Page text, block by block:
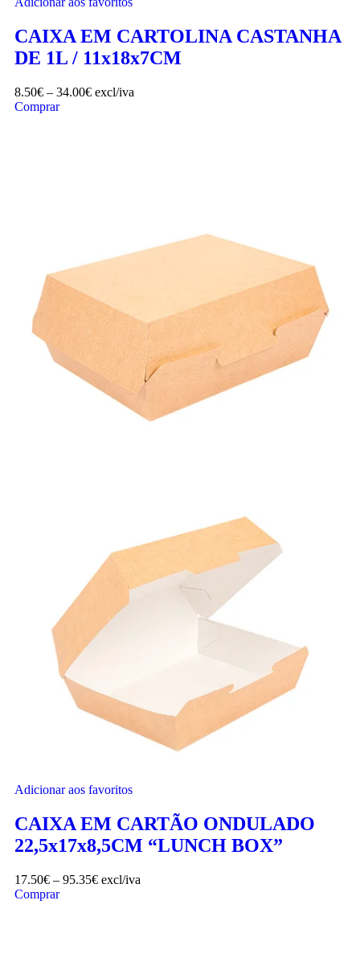
CAIXA EM CARTOLINA CASTANHA
DE 1L / 11x18x7CM
8.50€ – 34.00€ excl/iva
Comprar
Adicionar aos favoritos
CAIXA EM CARTÃO ONDULADO
22,5x17x8,5CM “LUNCH BOX”
17.50€ – 95.35€ excl/iva
Comprar